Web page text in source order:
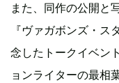
また、同作の公開と
『ヴァガボンズ・
念したトークイベン
ョンライターの最相